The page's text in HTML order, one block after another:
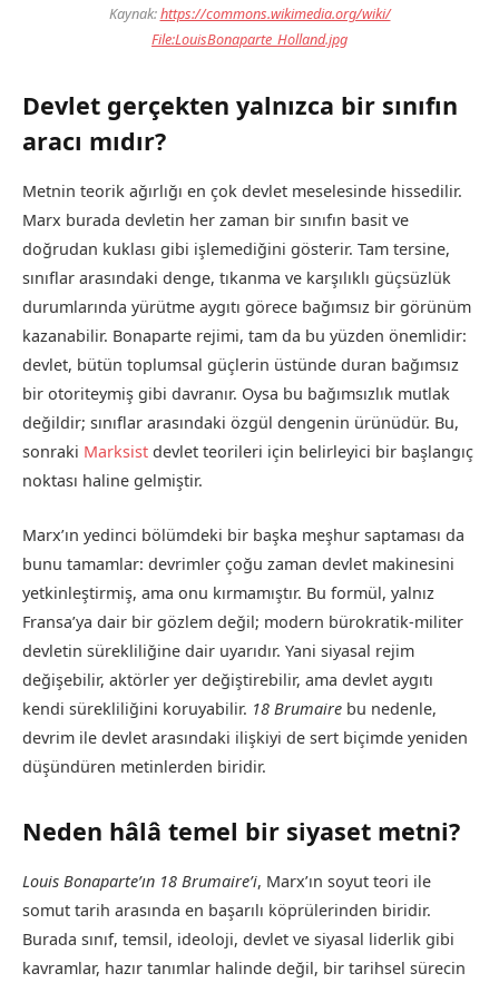
Kaynak:https://commons.wikimedia.org/wiki/
File:LouisBonaparte_Holland.jpg
Devlet gerçekten yalnızca bir sınıfın
aracı mıdır?
Metnin teorik ağırlığı en çok devlet meselesinde hissedilir.
Marx burada devletin her zaman bir sınıfın basit ve
doğrudan kuklası gibi işlemediğini gösterir. Tam tersine,
sınıflar arasındaki denge, tıkanma ve karşılıklı güçsüzlük
durumlarında yürütme aygıtı görece bağımsız bir görünüm
kazanabilir. Bonaparte rejimi, tam da bu yüzden önemlidir:
devlet, bütün toplumsal güçlerin üstünde duran bağımsız
bir otoriteymiş gibi davranır. Oysa bu bağımsızlık mutlak
değildir; sınıflar arasındaki özgül dengenin ürünüdür. Bu,
sonraki Marksist devlet teorileri için belirleyici bir başlangıç
noktası haline gelmiştir.
Marx’ın yedinci bölümdeki bir başka meşhur saptaması da
bunu tamamlar: devrimler çoğu zaman devlet makinesini
yetkinleştirmiş, ama onu kırmamıştır. Bu formül, yalnız
Fransa’ya dair bir gözlem değil; modern bürokratik-militer
devletin sürekliliğine dair uyarıdır. Yani siyasal rejim
değişebilir, aktörler yer değiştirebilir, ama devlet aygıtı
kendi sürekliliğini koruyabilir. 18 Brumaire bu nedenle,
devrim ile devlet arasındaki ilişkiyi de sert biçimde yeniden
düşündüren metinlerden biridir.
Neden hâlâ temel bir siyaset metni?
Louis Bonaparte’ın 18 Brumaire’i, Marx’ın soyut teori ile
somut tarih arasında en başarılı köprülerinden biridir.
Burada sınıf, temsil, ideoloji, devlet ve siyasal liderlik gibi
kavramlar, hazır tanımlar halinde değil, bir tarihsel sürecin